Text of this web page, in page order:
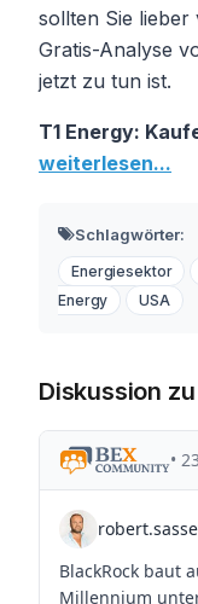
sollten Sie
Gratis-Analyse
jetzt zu tun ist.
T1 Energy:
weiterlesen...
Schlagwörter:
Energiesektor
Energy
USA
Diskussion